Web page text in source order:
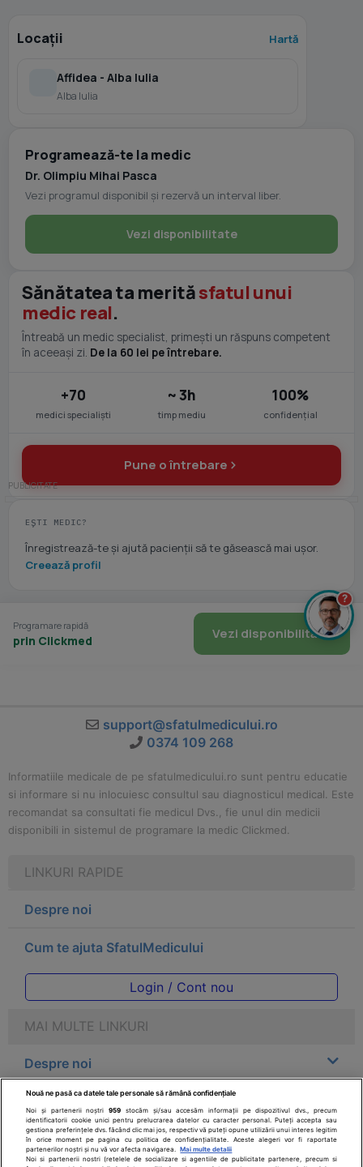
Locații Hartă
Affidea - Alba Iulia
Alba Iulia
Programează-te la medic
Dr. Olimpiu Mihai Pasca
Vezi programul disponibil și rezervă un interval liber.
Vezi disponibilitate
Sănătatea ta merităsfatul unui
medic real.
Întreabă un medic specialist, primești un răspuns competent
în aceeași zi. De la 60 lei pe întrebare.
+70
medici specialiști
~ 3h
timp mediu
100%
confidențial
Pune o întrebare
EȘTI MEDIC?
Înregistrează-te și ajută pacienții să te găsească mai ușor.
Creează profil
Programare rapidă
prin Clickmed Vezi disponibilitate
support@sfatulmedicului.ro
0374 109 268
Informatiile medicale de pe sfatulmedicului.ro sunt pentru educatie
si informare si nu inlocuiesc consultul sau diagnosticul medical. Este
recomandat sa consultati fie medicul Dvs., fie unul din medicii
disponibili in sistemul de programare la medic Clickmed.
LINKURI RAPIDE
Despre noi
Cum te ajuta SfatulMedicului
Login / Cont nou
MAI MULTE LINKURI
Despre noi
Legal
Drepturile consumatorului
?
Nouă ne pasă ca datele tale personale să rămână confidențiale
Noi și partenerii noștri959 stocăm și/sau accesăm informații pe dispozitivul dvs., precum
identificatorii cookie unici pentru prelucrarea datelor cu caracter personal. Puteți accepta sau
gestiona preferințele dvs. făcând clic mai jos, respectiv vă puteți opune utilizării unui interes legitim
în orice moment pe pagina cu politica de confidențialitate. Aceste alegeri vor fi raportate
partenerilor noștri și nu vă vor afecta navigarea.
Mai multe detalii
Noi si partenerii nostri (retelele de socializare si agentiile de publicitate partenere, precum si